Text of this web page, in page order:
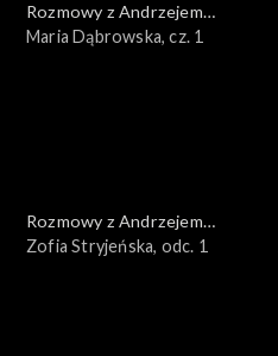
Rozmowy z Andrzejem
Doboszem
Maria Dąbrowska, cz. 1
Rozmowy z Andrzejem
Doboszem
Zofia Stryjeńska, odc. 1